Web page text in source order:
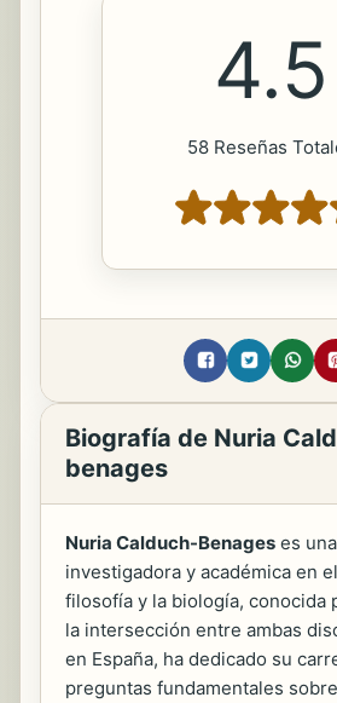
4.5
58 Reseñas
Biografía de Nuria
benages
Nuria Calduch-Benages es
investigadora y académica en
filosofía y la biología, conocida
la intersección entre ambas
en España, ha dedicado su
preguntas fundamentales